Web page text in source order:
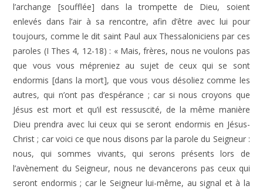
l’archange [soufflée] dans la trompette de Dieu, soient
enlevés dans l’air à sa rencontre, afin d’être avec lui pour
toujours, comme le dit saint Paul aux Thessaloniciens par ces
paroles (I Thes 4, 12-18) : « Mais, frères, nous ne voulons pas
que vous vous mépreniez au sujet de ceux qui se sont
endormis [dans la mort], que vous vous désoliez comme les
autres, qui n’ont pas d’espérance ; car si nous croyons que
Jésus est mort et qu’il est ressuscité, de la même manière
Dieu prendra avec lui ceux qui se seront endormis en Jésus-
Christ ; car voici ce que nous disons par la parole du Seigneur :
nous, qui sommes vivants, qui serons présents lors de
l’avènement du Seigneur, nous ne devancerons pas ceux qui
seront endormis ; car le Seigneur lui-même, au signal et à la